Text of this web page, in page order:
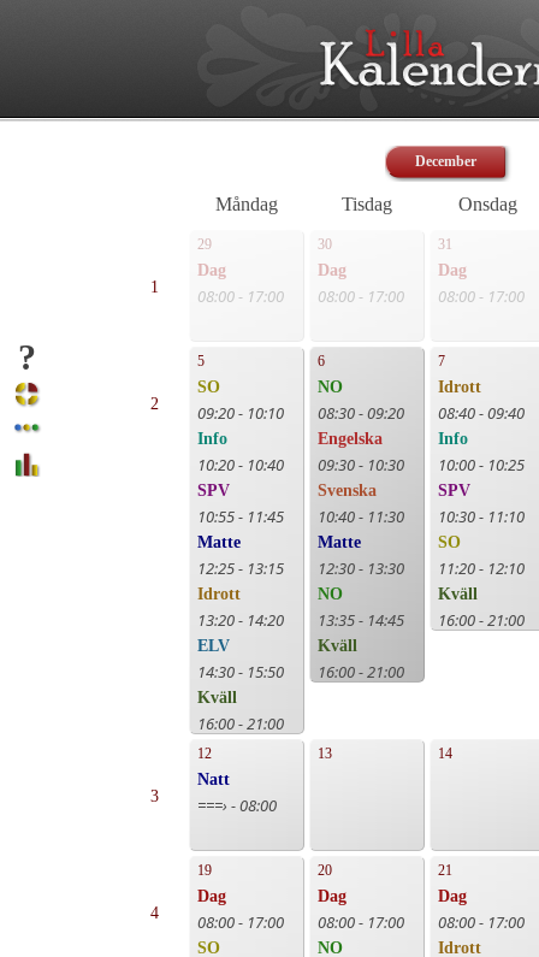
?
December
Måndag Tisdag Onsdag
1
29
Dag
08:00 - 17:00
30
Dag
08:00 - 17:00
31
Dag
08:00 - 17:00
2
5
SO
09:20 - 10:10
Info
10:20 - 10:40
SPV
10:55 - 11:45
Matte
12:25 - 13:15
Idrott
13:20 - 14:20
ELV
14:30 - 15:50
Kväll
16:00 - 21:00
6
NO
08:30 - 09:20
Engelska
09:30 - 10:30
Svenska
10:40 - 11:30
Matte
12:30 - 13:30
NO
13:35 - 14:45
Kväll
16:00 - 21:00
7
Idrott
08:40 - 09:40
Info
10:00 - 10:25
SPV
10:30 - 11:10
SO
11:20 - 12:10
Kväll
16:00 - 21:00
3
12
Natt
===› - 08:00
13 14
4
19
Dag
08:00 - 17:00
SO
20
Dag
08:00 - 17:00
NO
21
Dag
08:00 - 17:00
Idrott